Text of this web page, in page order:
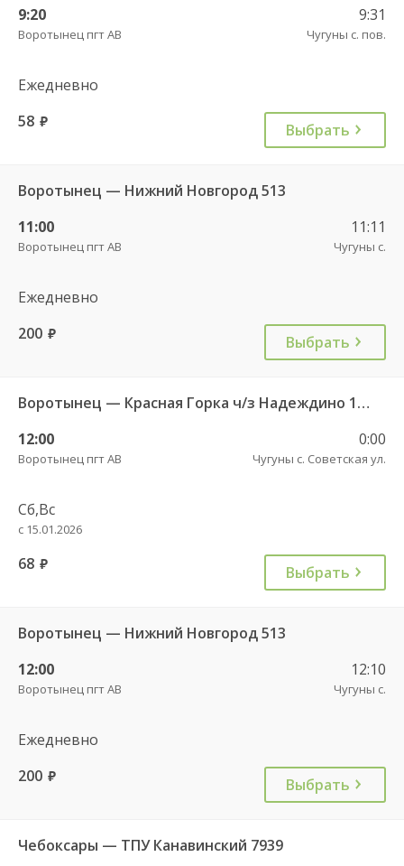
9:20
Воротынец пгт АВ
9:31
Чугуны с. пов.
Ежедневно
58 руб. Выбрать
Воротынец — Нижний Новгород 513
11:00
Воротынец пгт АВ
11:11
Чугуны с.
Ежедневно
200 руб. Выбрать
Воротынец — Красная Горка ч/з Надеждино 103
12:00
Воротынец пгт АВ
0:00
Чугуны с. Советская ул.
Сб,Вс
с 15.01.2026
68 руб. Выбрать
Воротынец — Нижний Новгород 513
12:00
Воротынец пгт АВ
12:10
Чугуны с.
Ежедневно
200 руб. Выбрать
Чебоксары — ТПУ Канавинский 7939